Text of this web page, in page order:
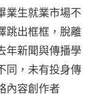
業生就業市場不
跳出框框，脫離
年新聞與傳播學
同，未有投身傳
內容創作者